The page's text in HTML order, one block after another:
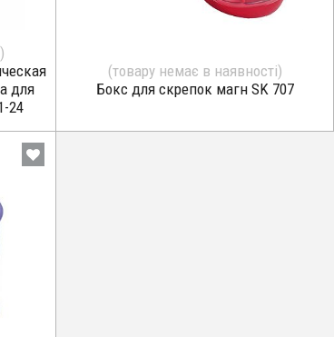
для
24
(товару немає в наявності)
Бокс для скрепок магн SK 707